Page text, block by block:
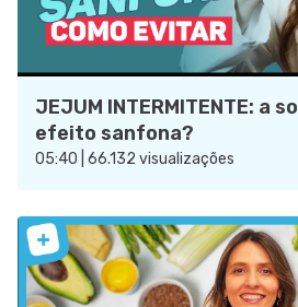
JEJUM INTERMITENTE: a
efeito sanfona?
05:40 | 66.132 visualizações